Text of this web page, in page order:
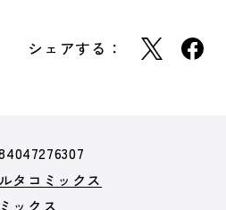
シェアする：
タコミックス